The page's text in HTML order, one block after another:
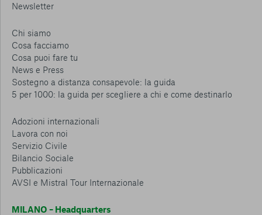
Newsletter
Chi siamo
Cosa facciamo
Cosa puoi fare tu
News e Press
Sostegno a distanza consapevole: la guida
5 per 1000: la guida per scegliere a chi e come destinarlo
Adozioni internazionali
Lavora con noi
Servizio Civile
Bilancio Sociale
Pubblicazioni
AVSI e Mistral Tour Internazionale
MILANO – Headquarters